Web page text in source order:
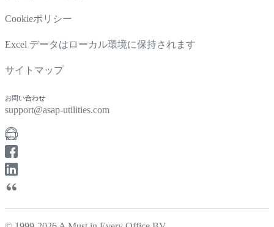
Cookieポリシー
Excel データはローカル環境に保持されます
サイトマップ
お問い合わせ
support@asap-utilities.com